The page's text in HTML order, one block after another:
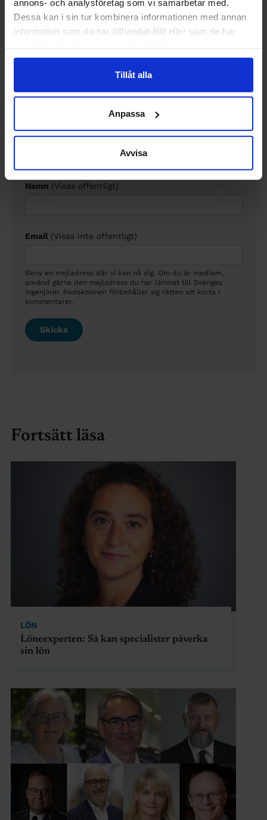
annons- och analysföretag som vi samarbetar med.
Dessa kan i sin tur kombinera informationen med annan
information som du har tillhandahållit eller som de har
Tillåt alla
Anpassa
Avvisa
Namn (Visas offentligt)
Email (Visas inte offentligt)
Skriv en mejladress där vi kan nå dig. Om du är medlem,
använd gärna den mejladress du har lämnat till Sveriges
Ingenjörer. Redaktionen förbehåller sig rätten att korta i
kommentarer.
Fortsätt läsa
LÖN
Löneexperten: Så kan specialister påverka
sin lön